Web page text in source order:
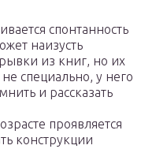
спонтанность
наизусть
из книг, но их
специально, у него
и рассказать
проявляется
конструкции